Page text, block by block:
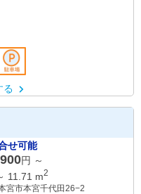
る
せ可能
円 ～
11.71 m2
宮市本宮千代田26−2